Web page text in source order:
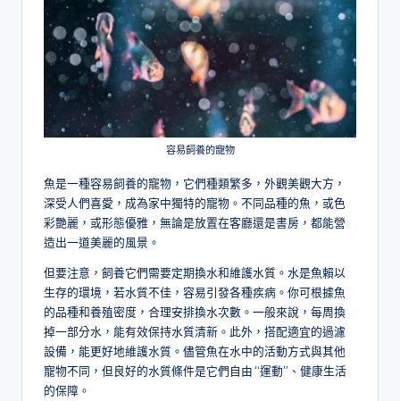
容易飼養的寵物
魚是一種容易飼養的寵物，它們種類繁多，外觀美觀大方，
深受人們喜愛，成為家中獨特的寵物。不同品種的魚，或色
彩艷麗，或形態優雅，無論是放置在客廳還是書房，都能營
造出一道美麗的風景。
但要注意，飼養它們需要定期換水和維護水質。水是魚賴以
生存的環境，若水質不佳，容易引發各種疾病。你可根據魚
的品種和養殖密度，合理安排換水次數。一般來說，每周換
掉一部分水，能有效保持水質清新。此外，搭配適宜的過濾
設備，能更好地維護水質。儘管魚在水中的活動方式與其他
寵物不同，但良好的水質條件是它們自由 “運動”、健康生活
的保障。